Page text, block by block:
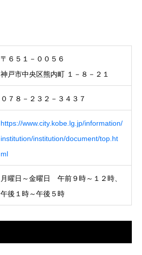
〒６５１－００５６
神戸市中央区熊内町 １－８－２１
０７８－２３２－３４３７
https://www.city.kobe.lg.jp/information/
institution/institution/document/top.ht
ml
月曜日～金曜日 午前９時～１２時、
午後１時～午後５時